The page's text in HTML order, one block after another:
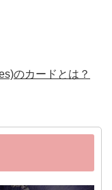
のカードとは？